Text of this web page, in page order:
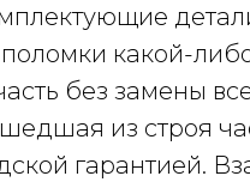
какой-
без замены
из строя
гарантией.